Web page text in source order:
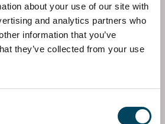
about your use of our site with
and analytics partners who
information that you’ve
they’ve collected from your use
+33 1 83 62 32 16
E-mail
la vCard